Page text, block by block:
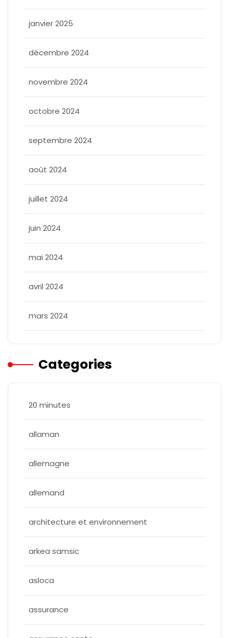
janvier 2025
décembre 2024
novembre 2024
octobre 2024
septembre 2024
août 2024
juillet 2024
juin 2024
mai 2024
avril 2024
mars 2024
Categories
20 minutes
allaman
allemagne
allemand
architecture et environnement
arkea samsic
asloca
assurance